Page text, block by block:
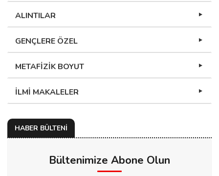
ALINTILAR
GENÇLERE ÖZEL
METAFİZİK BOYUT
İLMİ MAKALELER
HABER BÜLTENİ
Bültenimize Abone Olun